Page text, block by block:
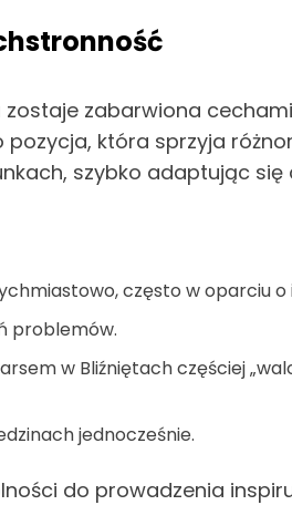
zabarwiona
pozycja, która sprzyja
szybko adaptując się
często w oparciu o
problemów.
w Bliźniętach częściej
jednocześnie.
do prowadzenia